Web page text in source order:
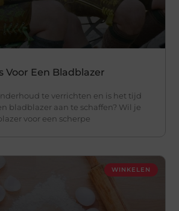
Voor Een Bladblazer
te verrichten en is het tijd
bladblazer aan te schaffen? Wil je
voor een scherpe
WINKELEN